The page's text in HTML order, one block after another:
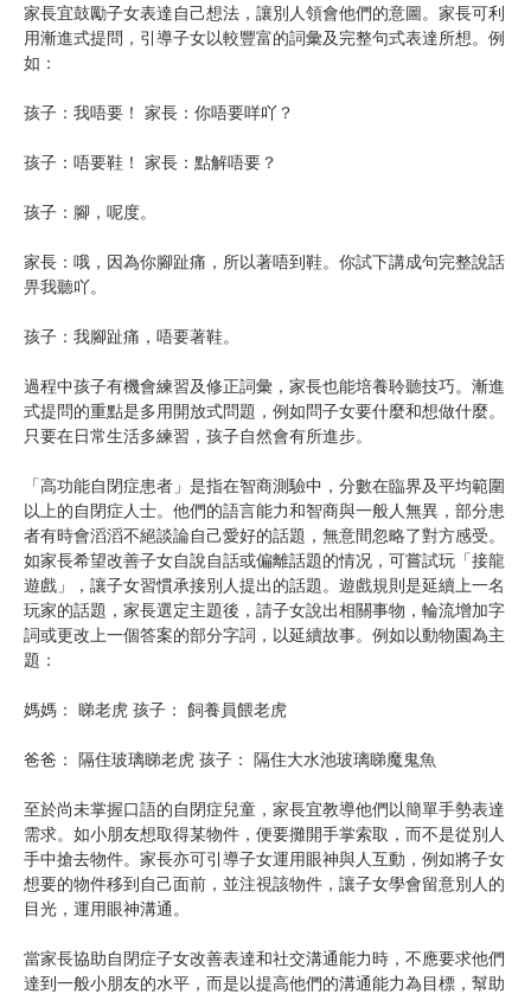
家長宜鼓勵子女表達自己想法，讓別人領會他們的意圖。家長可利
用漸進式提問，引導子女以較豐富的詞彙及完整句式表達所想。例
如：
孩子：我唔要！ 家長：你唔要咩吖？
孩子：唔要鞋！ 家長：點解唔要？
孩子：腳，呢度。
家長：哦，因為你腳趾痛，所以著唔到鞋。你試下講成句完整說話
畀我聽吖。
孩子：我腳趾痛，唔要著鞋。
過程中孩子有機會練習及修正詞彙，家長也能培養聆聽技巧。漸進
式提問的重點是多用開放式問題，例如問子女要什麼和想做什麼。
只要在日常生活多練習，孩子自然會有所進步。
「高功能自閉症患者」是指在智商測驗中，分數在臨界及平均範圍
以上的自閉症人士。他們的語言能力和智商與一般人無異，部分患
者有時會滔滔不絕談論自己愛好的話題，無意間忽略了對方感受。
如家長希望改善子女自說自話或偏離話題的情况，可嘗試玩「接龍
遊戲」，讓子女習慣承接別人提出的話題。遊戲規則是延續上一名
玩家的話題，家長選定主題後，請子女說出相關事物，輪流增加字
詞或更改上一個答案的部分字詞，以延續故事。例如以動物園為主
題：
媽媽： 睇老虎 孩子： 飼養員餵老虎
爸爸： 隔住玻璃睇老虎 孩子： 隔住大水池玻璃睇魔鬼魚
至於尚未掌握口語的自閉症兒童，家長宜教導他們以簡單手勢表達
需求。如小朋友想取得某物件，便要攤開手掌索取，而不是從別人
手中搶去物件。家長亦可引導子女運用眼神與人互動，例如將子女
想要的物件移到自己面前，並注視該物件，讓子女學會留意別人的
目光，運用眼神溝通。
當家長協助自閉症子女改善表達和社交溝通能力時，不應要求他們
達到一般小朋友的水平，而是以提高他們的溝通能力為目標，幫助